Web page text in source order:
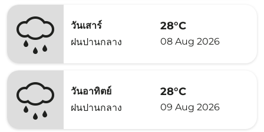
วันเสาร์
ฝนปานกลาง
28°C
08 Aug 2026
วันอาทิตย์
ฝนปานกลาง
28°C
09 Aug 2026